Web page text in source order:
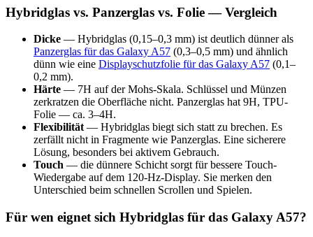
Hybridglas vs. Panzerglas vs. Folie — Vergleich
Dicke — Hybridglas (0,15–0,3 mm) ist deutlich dünner als
Panzerglas für das Galaxy A57 (0,3–0,5 mm) und ähnlich
dünn wie eine Displayschutzfolie für das Galaxy A57 (0,1–
0,2 mm).
Härte — 7H auf der Mohs-Skala. Schlüssel und Münzen
zerkratzen die Oberfläche nicht. Panzerglas hat 9H, TPU-
Folie — ca. 3–4H.
Flexibilität— Hybridglas biegt sich statt zu brechen. Es
zerfällt nicht in Fragmente wie Panzerglas. Eine sicherere
Lösung, besonders bei aktivem Gebrauch.
Touch — die dünnere Schicht sorgt für bessere Touch-
Wiedergabe auf dem 120-Hz-Display. Sie merken den
Unterschied beim schnellen Scrollen und Spielen.
Für wen eignet sich Hybridglas für das Galaxy A57?